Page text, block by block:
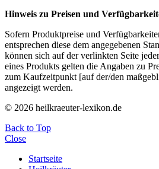
Hinweis zu Preisen und
Sofern Produktpreise und
entsprechen diese dem angegebenen
können sich auf der verlinkten Seite
eines Produkts gelten die Angaben zu
zum Kaufzeitpunkt [auf der/den
angezeigt werden.
© 2026 heilkraeuter-lexikon.de
Back to Top
Close
Startseite